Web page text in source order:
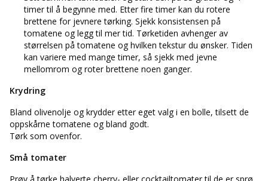
timer til å begynne med. Etter fire timer kan du rotere
brettene for jevnere tørking. Sjekk konsistensen på
tomatene og legg til mer tid. Tørketiden avhenger av
størrelsen på tomatene og hvilken tekstur du ønsker. Tiden
kan variere med mange timer, så sjekk med jevne
mellomrom og roter brettene noen ganger.
Krydring
Bland olivenolje og krydder etter eget valg i en bolle, tilsett de
oppskårne tomatene og bland godt.
Tørk som ovenfor.
Små tomater